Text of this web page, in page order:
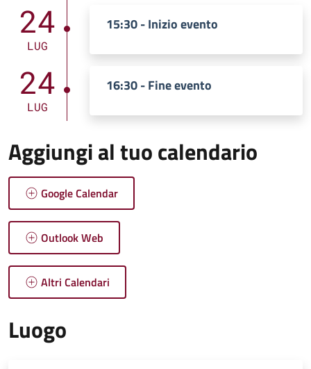
24
LUG
15:30 - Inizio evento
24
LUG
16:30 - Fine evento
Aggiungi al tuo calendario
Google Calendar
Outlook Web
Altri Calendari
Luogo